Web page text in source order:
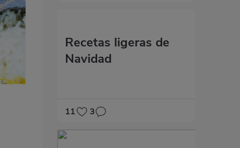
Recetas ligeras de
Navidad
11 3